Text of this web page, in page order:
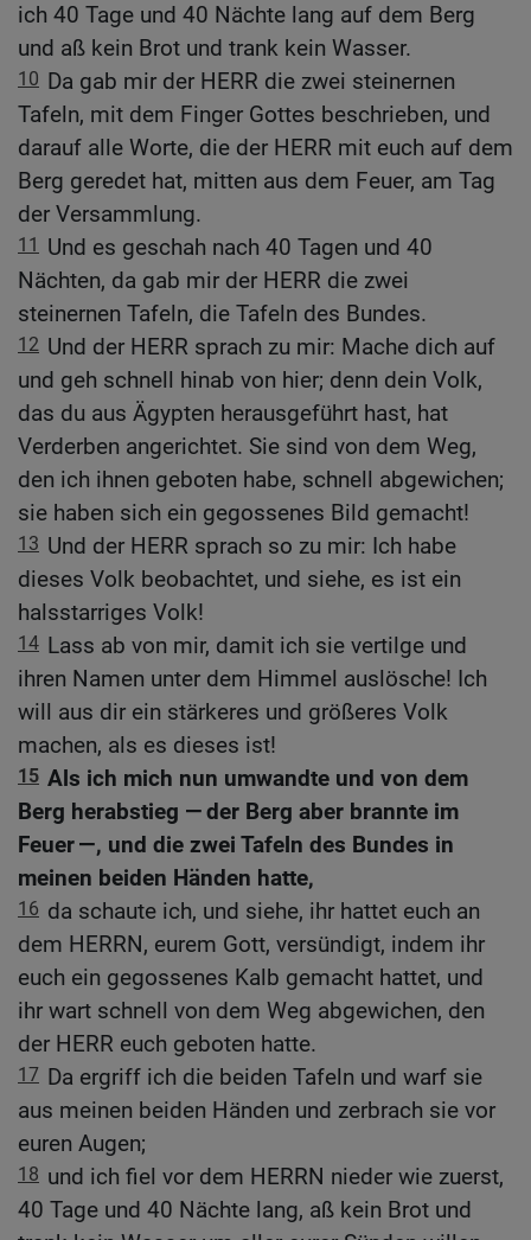
ich 40 Tage und 40 Nächte lang auf dem Berg
und aß kein Brot und trank kein Wasser.
10 Da gab mir der HERR die zwei steinernen
Tafeln, mit dem Finger Gottes beschrieben, und
darauf alle Worte, die der HERR mit euch auf dem
Berg geredet hat, mitten aus dem Feuer, am Tag
der Versammlung.
11
Und es geschah nach 40 Tagen und 40
Nächten, da gab mir der HERR die zwei
steinernen Tafeln, die Tafeln des Bundes.
12 Und der HERR sprach zu mir: Mache dich auf
und geh schnell hinab von hier; denn dein Volk,
das du aus Ägypten herausgeführt hast, hat
Verderben angerichtet. Sie sind von dem Weg,
den ich ihnen geboten habe, schnell abgewichen;
sie haben sich ein gegossenes Bild gemacht!
13 Und der HERR sprach so zu mir: Ich habe
dieses Volk beobachtet, und siehe, es ist ein
halsstarriges Volk!
14 Lass ab von mir, damit ich sie vertilge und
ihren Namen unter dem Himmel auslösche! Ich
will aus dir ein stärkeres und größeres Volk
machen, als es dieses ist!
15 Als ich mich nun umwandte und von dem
Berg herabstieg — der Berg aber brannte im
Feuer —, und die zwei Tafeln des Bundes in
meinen beiden Händen hatte,
16 da schaute ich, und siehe, ihr hattet euch an
dem HERRN, eurem Gott, versündigt, indem ihr
euch ein gegossenes Kalb gemacht hattet, und
ihr wart schnell von dem Weg abgewichen, den
der HERR euch geboten hatte.
17 Da ergriff ich die beiden Tafeln und warf sie
aus meinen beiden Händen und zerbrach sie vor
euren Augen;
18 und ich fiel vor dem HERRN nieder wie zuerst,
40 Tage und 40 Nächte lang, aß kein Brot und